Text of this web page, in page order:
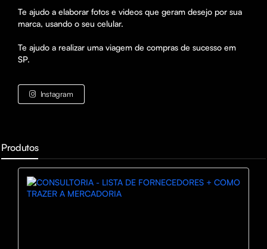
Te ajudo a elaborar fotos e videos que geram desejo por sua
marca, usando o seu celular.
Te ajudo a realizar uma viagem de compras de sucesso em
SP.
Instagram
Produtos